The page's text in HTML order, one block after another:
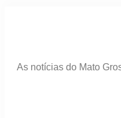
As notícias do Mato